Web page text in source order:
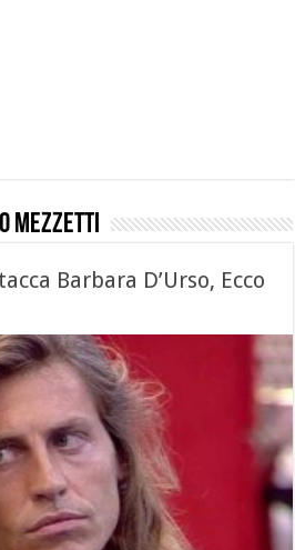
mezzetti
Barbara D’Urso, Ecco